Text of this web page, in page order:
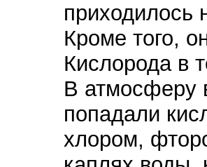
приходилось
Кроме того,
Кислорода в
В атмосферу
попадали
хлором,